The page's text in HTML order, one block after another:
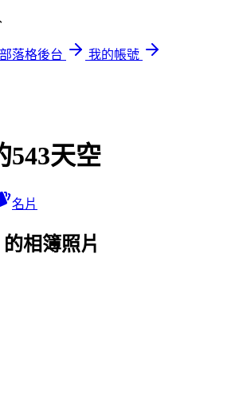
落格後台
我的帳號
543天空
名片
相簿照片